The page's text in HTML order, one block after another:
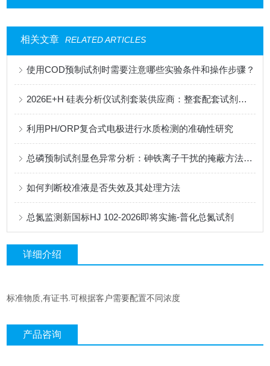
相关文章 RELATED ARTICLES
使用COD预制试剂时需要注意哪些实验条件和操作步骤？
2026E+H 硅表分析仪试剂套装供应商：整套配套试剂，适配电厂在线监测场景
利用PH/ORP复合式电极进行水质检测的准确性研究
总磷预制试剂显色异常分析：砷铁离子干扰的掩蔽方法与质控样验证
如何判断校准液是否失效及其处理方法
总氮监测新国标HJ 102-2026即将实施-普化总氮试剂
详细介绍
标准物质,有证书.可根据客户需要配置不同浓度
产品咨询